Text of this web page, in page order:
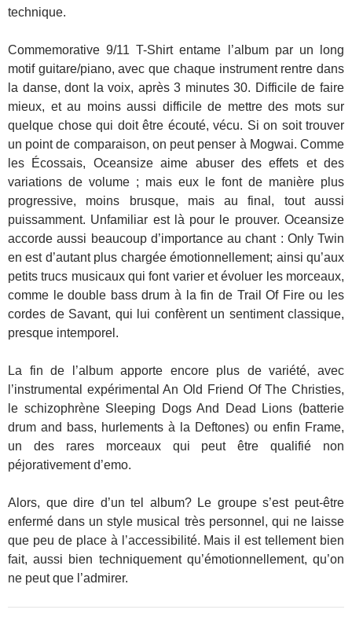
technique.
Commemorative 9/11 T-Shirt entame l’album par un long
motif guitare/piano, avec que chaque instrument rentre dans
la danse, dont la voix, après 3 minutes 30. Difficile de faire
mieux, et au moins aussi difficile de mettre des mots sur
quelque chose qui doit être écouté, vécu. Si on soit trouver
un point de comparaison, on peut penser à Mogwai. Comme
les Écossais, Oceansize aime abuser des effets et des
variations de volume ; mais eux le font de manière plus
progressive, moins brusque, mais au final, tout aussi
puissamment. Unfamiliar est là pour le prouver. Oceansize
accorde aussi beaucoup d’importance au chant : Only Twin
en est d’autant plus chargée émotionnellement; ainsi qu’aux
petits trucs musicaux qui font varier et évoluer les morceaux,
comme le double bass drum à la fin de Trail Of Fire ou les
cordes de Savant, qui lui confèrent un sentiment classique,
presque intemporel.
La fin de l’album apporte encore plus de variété, avec
l’instrumental expérimental An Old Friend Of The Christies,
le schizophrène Sleeping Dogs And Dead Lions (batterie
drum and bass, hurlements à la Deftones) ou enfin Frame,
un des rares morceaux qui peut être qualifié non
péjorativement d’emo.
Alors, que dire d’un tel album? Le groupe s’est peut-être
enfermé dans un style musical très personnel, qui ne laisse
que peu de place à l’accessibilité. Mais il est tellement bien
fait, aussi bien techniquement qu’émotionnellement, qu’on
ne peut que l’admirer.